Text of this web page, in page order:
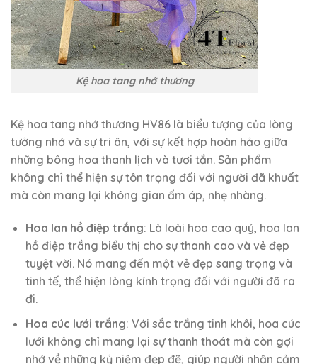
Kệ hoa tang nhớ thương
Kệ hoa tang nhớ thương HV86 là biểu tượng của lòng
tưởng nhớ và sự tri ân, với sự kết hợp hoàn hảo giữa
những bông hoa thanh lịch và tươi tắn. Sản phẩm
không chỉ thể hiện sự tôn trọng đối với người đã khuất
mà còn mang lại không gian ấm áp, nhẹ nhàng.
Hoa lan hồ điệp trắng: Là loài hoa cao quý, hoa lan
hồ điệp trắng biểu thị cho sự thanh cao và vẻ đẹp
tuyệt vời. Nó mang đến một vẻ đẹp sang trọng và
tinh tế, thể hiện lòng kính trọng đối với người đã ra
đi.
Hoa cúc lưới trắng: Với sắc trắng tinh khôi, hoa cúc
lưới không chỉ mang lại sự thanh thoát mà còn gợi
nhớ về những kỷ niệm đẹp đẽ, giúp người nhận cảm